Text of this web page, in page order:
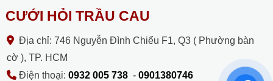
CƯỚI HỎI TRẦU CAU
Địa chỉ: 746 Nguyễn Đình Chiểu F1, Q3 ( Phường bàn
cờ ), TP. HCM
Điện thoại: 0932 005 738- 0901380746